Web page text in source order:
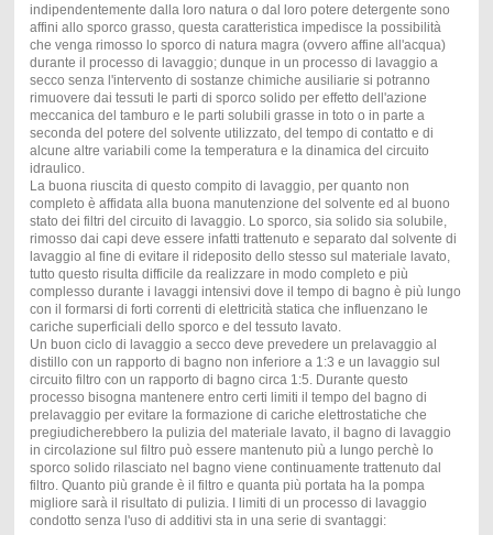
indipendentemente dalla loro natura o dal loro potere detergente sono
affini allo sporco grasso, questa caratteristica impedisce la possibilità
che venga rimosso lo sporco di natura magra (ovvero affine all'acqua)
durante il processo di lavaggio; dunque in un processo di lavaggio a
secco senza l'intervento di sostanze chimiche ausiliarie si potranno
rimuovere dai tessuti le parti di sporco solido per effetto dell'azione
meccanica del tamburo e le parti solubili grasse in toto o in parte a
seconda del potere del solvente utilizzato, del tempo di contatto e di
alcune altre variabili come la temperatura e la dinamica del circuito
idraulico.
La buona riuscita di questo compito di lavaggio, per quanto non
completo è affidata alla buona manutenzione del solvente ed al buono
stato dei filtri del circuito di lavaggio. Lo sporco, sia solido sia solubile,
rimosso dai capi deve essere infatti trattenuto e separato dal solvente di
lavaggio al fine di evitare il rideposito dello stesso sul materiale lavato,
tutto questo risulta difficile da realizzare in modo completo e più
complesso durante i lavaggi intensivi dove il tempo di bagno è più lungo
con il formarsi di forti correnti di elettricità statica che influenzano le
cariche superficiali dello sporco e del tessuto lavato.
Un buon ciclo di lavaggio a secco deve prevedere un prelavaggio al
distillo con un rapporto di bagno non inferiore a 1:3 e un lavaggio sul
circuito filtro con un rapporto di bagno circa 1:5. Durante questo
processo bisogna mantenere entro certi limiti il tempo del bagno di
prelavaggio per evitare la formazione di cariche elettrostatiche che
pregiudicherebbero la pulizia del materiale lavato, il bagno di lavaggio
in circolazione sul filtro può essere mantenuto più a lungo perchè lo
sporco solido rilasciato nel bagno viene continuamente trattenuto dal
filtro. Quanto più grande è il filtro e quanta più portata ha la pompa
migliore sarà il risultato di pulizia. I limiti di un processo di lavaggio
condotto senza l'uso di additivi sta in una serie di svantaggi: